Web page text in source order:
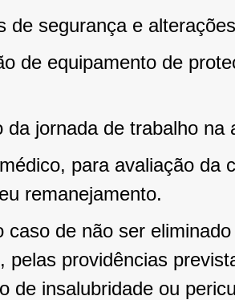
de segurança e
de equipamento de
da jornada de trabalho na
para avaliação da
remanejamento.
caso de não ser
pelas providências
de insalubridade ou